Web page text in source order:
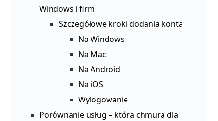
Windows i firm
Szczegółowe kroki dodania konta
Na Windows
Na Mac
Na Android
Na iOS
Wylogowanie
Porównanie usług – która chmura dla